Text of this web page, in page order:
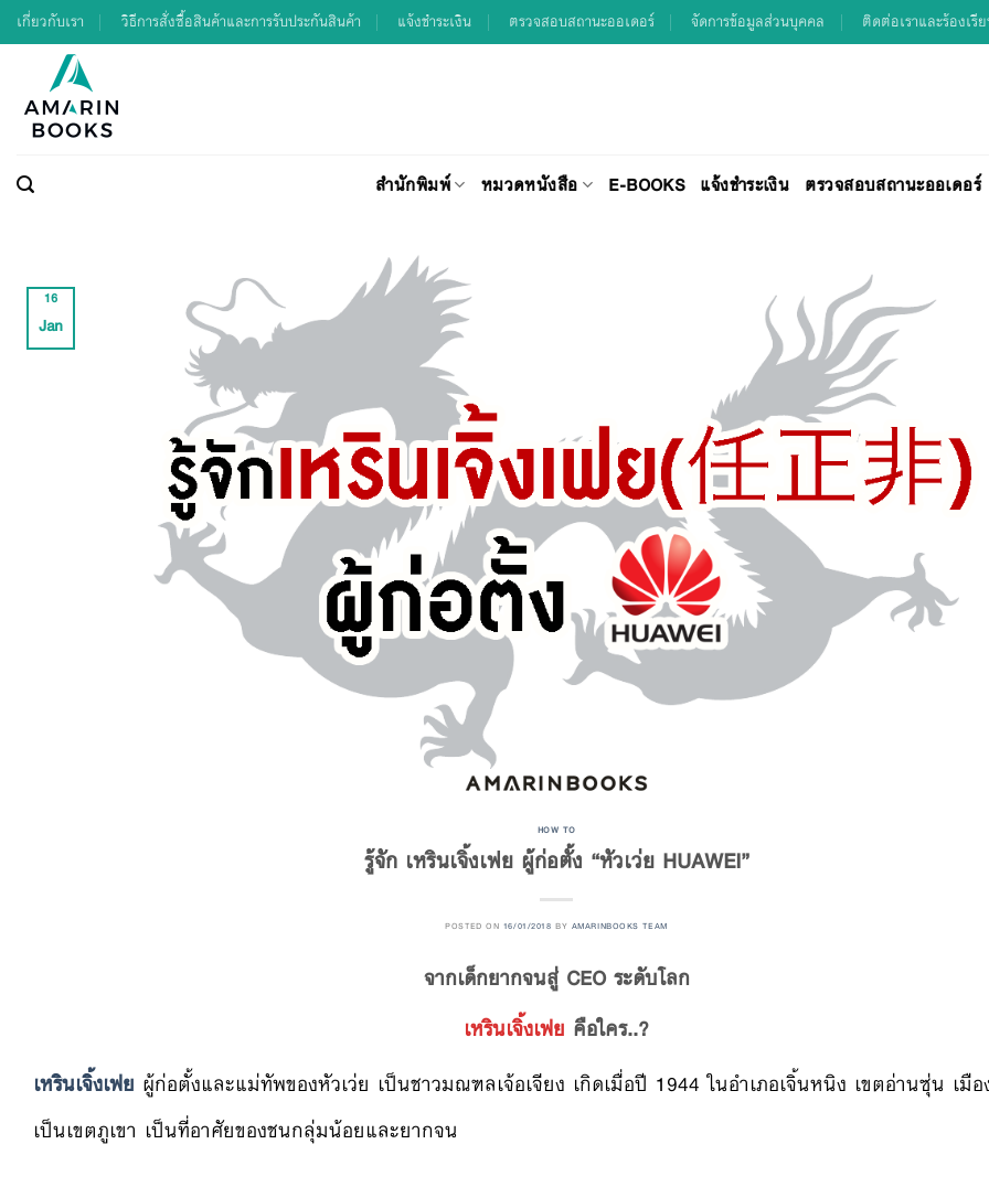
Skip
to
เกี่ยวกับเรา วิธีการสั่งซื้อสินค้าและการรับประกันสินค้า แจ้งชำระเงิน ตรวจสอบสถานะออเดอร์ จัดการข้อมูลส่วนบุคคล ติดต่อเราและร้องเรี
สำนักพิมพ์ หมวดหนังสือ E-BOOKS แจ้งชำระเงิน ตรวจสอบสถานะออเดอร์
16
Jan
HOW TO
รู้จัก เหรินเจิ้งเฟย ผู้ก่อตั้ง “หัวเว่ย HUAWEI”
POSTED ON 16/01/2018 BY AMARINBOOKS TEAM
จากเด็กยากจนสู่ CEO ระดับโลก
เหรินเจิ้งเฟย คือใคร..?
เหรินเจิ้งเฟย ผู้ก่อตั้งและแม่ทัพของหัวเว่ย เป็นชาวมณฑลเจ้อเจียง เกิดเมื่อปี 1944 ในอำเภอเจิ้นหนิง เขตอ่านซุ่น เมือ
เป็นเขตภูเขา เป็นที่อาศัยของชนกลุ่มน้อยและยากจน